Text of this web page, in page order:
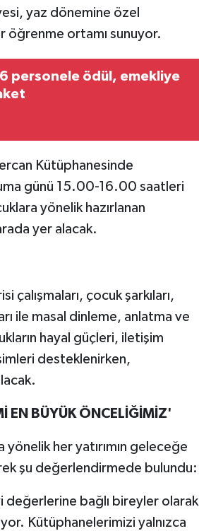
yaz dönemine özel
öğrenme ortamı sunuyor.
personele ödül, emekliye
Kütüphanesinde
günü 15.00-16.00 saatleri
yönelik hazırlanan
yer alacak.
çocuk şarkıları,
ile masal dinleme, anlatma ve
hayal güçleri, iletişim
desteklenirken,
EN BÜYÜK ÖNCELİĞİMİZ'
yönelik her yatırımın geleceğe
şu değerlendirmede bulundu:
değerlerine bağlı bireyler olarak
Kütüphanelerimizi yalnızca